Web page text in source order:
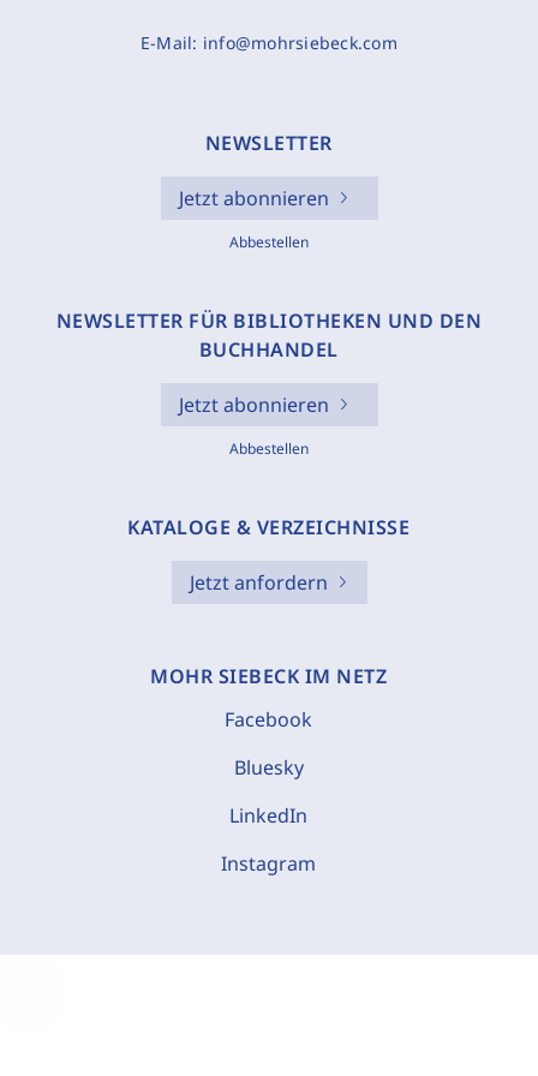
E-Mail: info@mohrsiebeck.com
NEWSLETTER
Jetzt abonnieren
Abbestellen
NEWSLETTER FÜR BIBLIOTHEKEN UND DEN
BUCHHANDEL
Jetzt abonnieren
Abbestellen
KATALOGE & VERZEICHNISSE
Jetzt anfordern
MOHR SIEBECK IM NETZ
Facebook
Bluesky
LinkedIn
Instagram